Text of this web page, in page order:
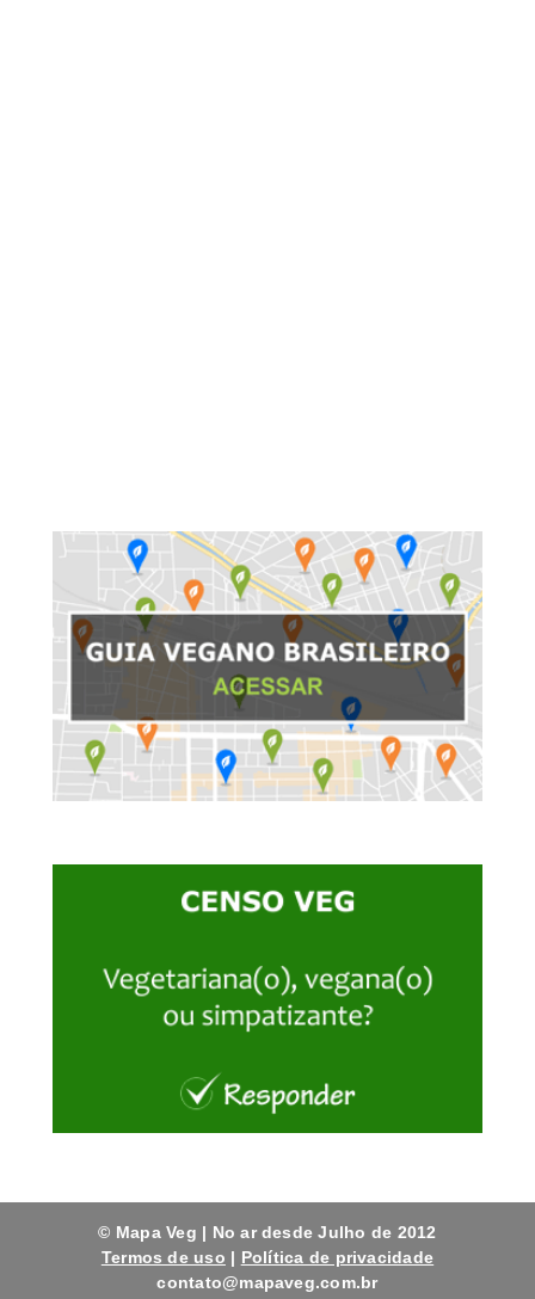
© Mapa Veg | No ar desde Julho de 2012
Termos de uso | Política de privacidade
contato@mapaveg.com.br